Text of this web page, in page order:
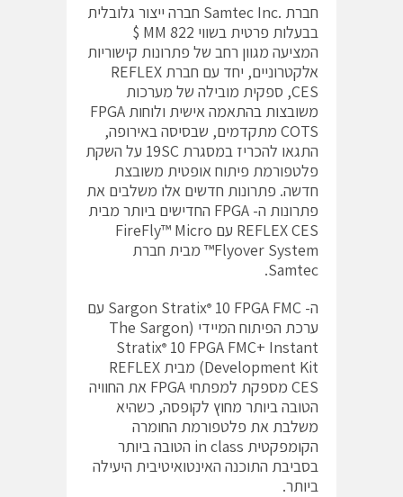
חברת .Samtec Inc חברה ייצור גלובלית
בבעלות פרטית בשווי MM 822 $
המציעה מגוון רחב של פתרונות קישוריות
אלקטרוניים, יחד עם חברת REFLEX
CES, ספקית מובילה של מערכות
משובצות בהתאמה אישית ולוחות FPGA
COTS מתקדמים, שבסיסה באירופה,
התגאו להכריז במסגרת 19SC על השקת
פלטפורמת פיתוח אופטית משובצת
חדשה. פתרונות חדשים אלו משלבים את
פתרונות ה- FPGA החדישים ביותר מבית
REFLEX CES עם FireFly™ Micro
Flyover System™ מבית חברת
Samtec.
ה- Sargon Stratix
®
10 FPGA FMC עם
ערכת הפיתוח המיידי (The Sargon
Stratix® 10 FPGA FMC+ Instant
Development Kit) מבית REFLEX
CES מספקת למפתחי FPGA את החוויה
הטובה ביותר מחוץ לקופסה, כשהיא
משלבת את פלטפורמת החומרה
הקומפקטית in class הטובה ביותר
בסביבת התוכנה האינטואיטיבית היעילה
ביותר.